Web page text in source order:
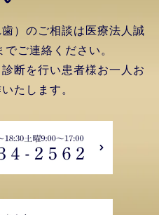
）のご相談は医療法人誠
ご連絡ください。
断を行い患者様お一人お
たします。